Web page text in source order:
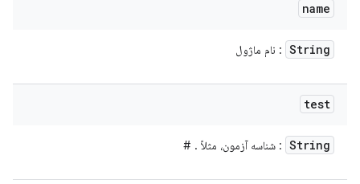
name
String : نام ماژول
test
String : شناسه آزمون، مثلاً .
#